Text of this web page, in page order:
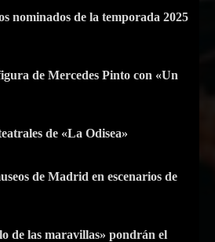
nominados de la temporada 2025
de Mercedes Pinto con «Un
de «La Odisea»
de Madrid en escenarios de
de las maravillas» pondrán el